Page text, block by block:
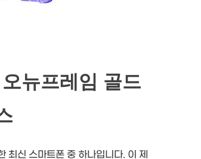
뉴프레임 골드
신 스마트폰 중 하나입니다. 이 제